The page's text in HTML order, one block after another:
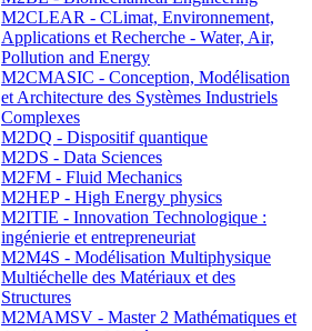
M2CLEAR - CLimat, Environnement,
Applications et Recherche - Water, Air,
Pollution and Energy
M2CMASIC - Conception, Modélisation
et Architecture des Systèmes Industriels
Complexes
M2DQ - Dispositif quantique
M2DS - Data Sciences
M2FM - Fluid Mechanics
M2HEP - High Energy physics
M2ITIE - Innovation Technologique :
ingénierie et entrepreneuriat
M2M4S - Modélisation Multiphysique
Multiéchelle des Matériaux et des
Structures
M2MAMSV - Master 2 Mathématiques et